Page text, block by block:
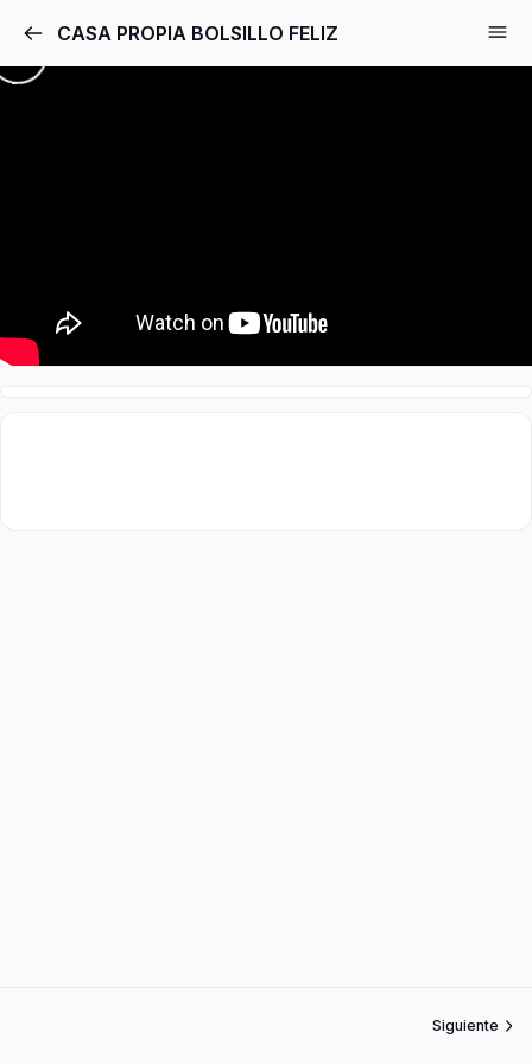
CASA PROPIA BOLSILLO FELIZ
Siguiente